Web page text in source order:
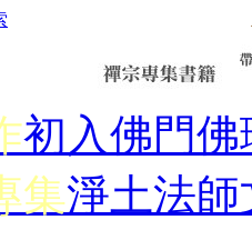
初入佛門佛
集淨土法師